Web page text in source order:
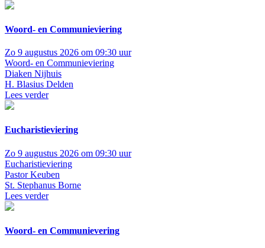
Woord- en Communieviering
Zo 9 augustus 2026 om 09:30 uur
Woord- en Communieviering
Diaken Nijhuis
H. Blasius Delden
Lees verder
Eucharistieviering
Zo 9 augustus 2026 om 09:30 uur
Eucharistieviering
Pastor Keuben
St. Stephanus Borne
Lees verder
Woord- en Communievering